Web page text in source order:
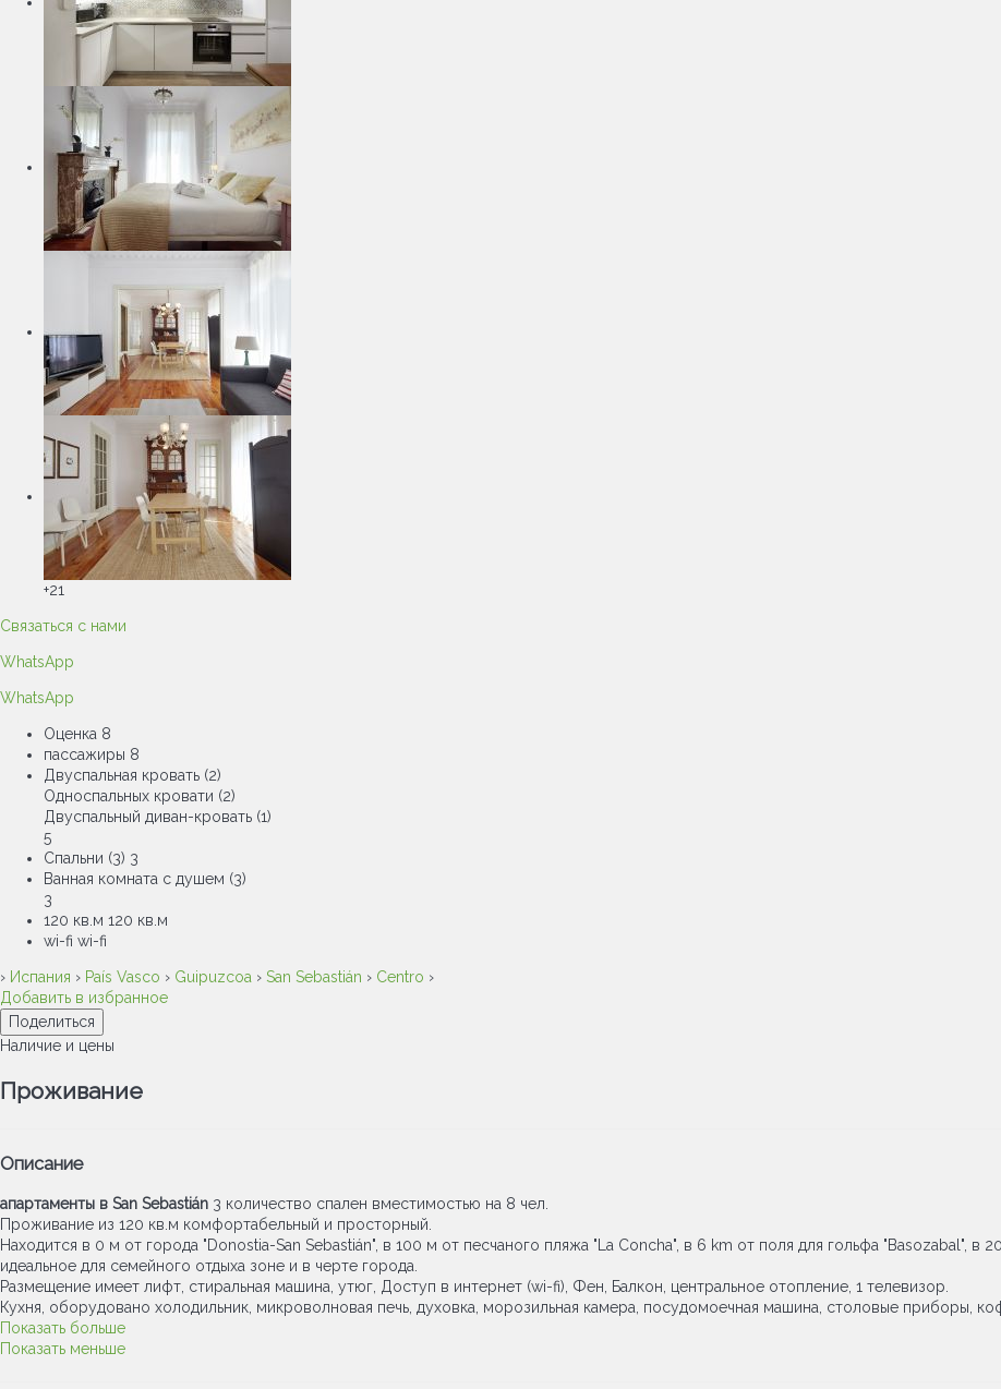
+21
Связаться с нами
WhatsApp
WhatsApp
Оценка 8
пассажиры 8
Двуспальная кровать (2)
Односпальных кровати (2)
Двуспальный диван-кровать (1)
5
Спальни (3) 3
Ванная комната с душем (3)
3
120 кв.м 120 кв.м
wi-fi wi-fi
› Испания › País Vasco › Guipuzcoa › San Sebastián › Centro ›
Добавить в избранное
Поделиться
Наличие и цены
Проживание
Описание
апартаменты в San Sebastián 3 количество спален вместимостью на 8 чел.
Проживание из 120 кв.м комфортабельный и просторный.
Находится в 0 м от города "Donostia-San Sebastián", в 100 м от песчаного пляжа "La Concha", в 6 km от поля для гольфа "Basozabal", в
идеальное для семейного отдыха зоне и в черте города.
Размещение имеет лифт, стиральная машина, утюг, Доступ в интернет (wi-fi), Фен, Балкон, центральное отопление, 1 телевизор.
Кухня, оборудовано холодильник, микроволновая печь, духовка, морозильная камера, посудомоечная машина, столовые приборы,
Показать больше
Показать меньше